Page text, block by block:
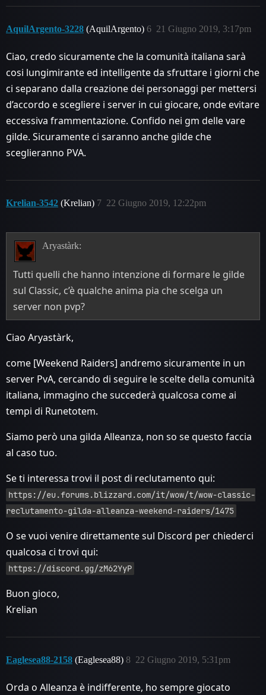
AquilArgento-3228 (AquilArgento) 21 Giugno 2019, 3:17pm
6
Ciao, credo sicuramente che la comunità italiana sarà
cosi lungimirante ed intelligente da sfruttare i giorni che
ci separano dalla creazione dei personaggi per mettersi
d’accordo e scegliere i server in cui giocare, onde evitare
eccessiva frammentazione. Confido nei gm delle vare
gilde. Sicuramente ci saranno anche gilde che
sceglieranno PVA.
Krelian-3542 (Krelian) 22 Giugno 2019, 12:22pm
7
Aryastàrk:
Tutti quelli che hanno intenzione di formare le gilde
sul Classic, c’è qualche anima pia che scelga un
server non pvp?
Ciao Aryastàrk,
come [Weekend Raiders] andremo sicuramente in un
server PvA, cercando di seguire le scelte della comunità
italiana, immagino che succederà qualcosa come ai
tempi di Runetotem.
Siamo però una gilda Alleanza, non so se questo faccia
al caso tuo.
Se ti interessa trovi il post di reclutamento qui:
https://eu.forums.blizzard.com/it/wow/t/wow-classic-
reclutamento-gilda-alleanza-weekend-raiders/1475
O se vuoi venire direttamente sul Discord per chiederci
qualcosa ci trovi qui:
https://discord.gg/zM62YyP
Buon gioco,
Krelian
Eaglesea88-2158 (Eaglesea88) 22 Giugno 2019, 5:31pm
8
Orda o Alleanza è indifferente, ho sempre giocato